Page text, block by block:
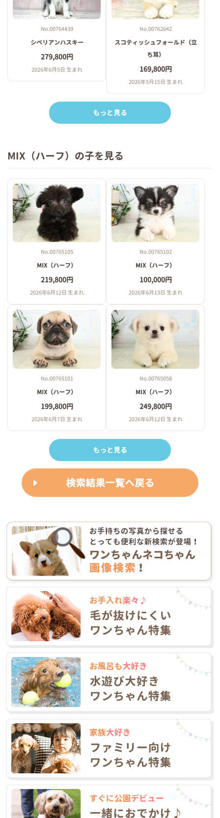
No.00764439
シベリアンハスキー
279,800円
2026年6月5日 生まれ
No.00762642
スコティッシュフォールド（立
ち耳）
169,800円
2026年5月15日 生まれ
もっと見る
MIX（ハーフ）の子を見る
No.00765105
MIX（ハーフ）
219,800円
2026年6月12日 生まれ
No.00765102
MIX（ハーフ）
100,000円
2026年6月13日 生まれ
No.00765101
MIX（ハーフ）
199,800円
2026年6月7日 生まれ
No.00765058
MIX（ハーフ）
249,800円
2026年6月12日 生まれ
もっと見る
検索結果一覧へ戻る